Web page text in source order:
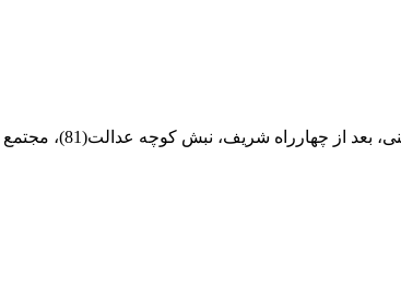
از چهارراه شریف، نبش کوچه عدالت(81)، مجتمع تخصصی مرکزآهن